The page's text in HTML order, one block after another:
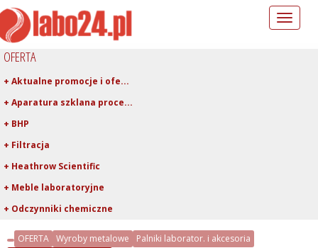
Toggle
OFERTA
+ Aktualne promocje i ofe...
+ Aparatura szklana proce...
+ BHP
+ Filtracja
+ Heathrow Scientific
+ Meble laboratoryjne
+ Odczynniki chemiczne
+ Pipetowanie i dawkowani...
OFERTA Wyroby metalowe
Palniki laborator. i akcesoria